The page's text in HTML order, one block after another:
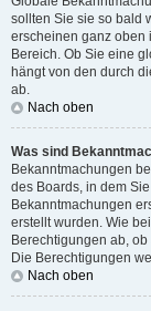
sollten Sie sie so bald
erscheinen ganz oben
Bereich. Ob Sie eine
hängt von den durch
ab.
Nach oben
Was sind
Bekanntmachungen
des Boards, in dem
Bekanntmachungen
erstellt wurden. Wie
Berechtigungen ab,
Die Berechtigungen
Nach oben